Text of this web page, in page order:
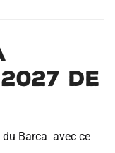
De
du Barca avec ce